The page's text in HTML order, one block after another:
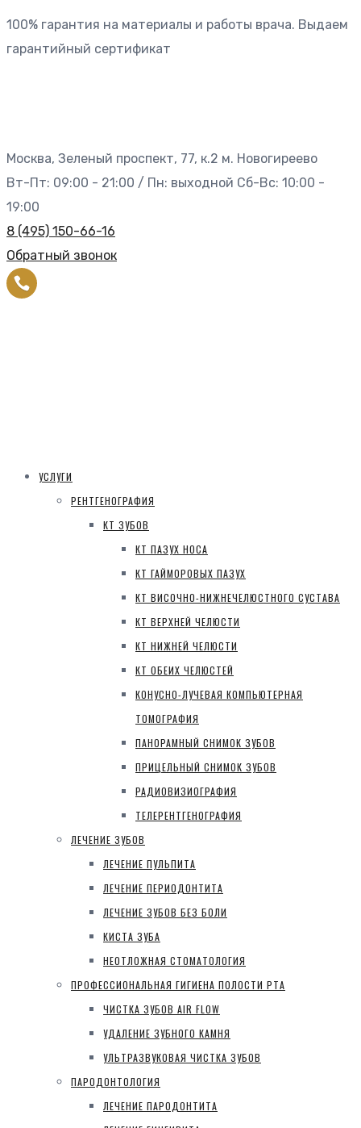
100% гарантия на материалы и работы врача. Выдаем
гарантийный сертификат
Москва, Зеленый проспект, 77, к.2 м. Новогиреево
Вт-Пт: 09:00 - 21:00 / Пн: выходной Сб-Вс: 10:00 -
19:00
8 (495) 150-66-16
Обратный звонок
УСЛУГИ
РЕНТГЕНОГРАФИЯ
КТ ЗУБОВ
КТ ПАЗУХ НОСА
КТ ГАЙМОРОВЫХ ПАЗУХ
КТ ВИСОЧНО-НИЖНЕЧЕЛЮСТНОГО СУСТАВА
КТ ВЕРХНЕЙ ЧЕЛЮСТИ
КТ НИЖНЕЙ ЧЕЛЮСТИ
КТ ОБЕИХ ЧЕЛЮСТЕЙ
КОНУСНО-ЛУЧЕВАЯ КОМПЬЮТЕРНАЯ
ТОМОГРАФИЯ
ПАНОРАМНЫЙ СНИМОК ЗУБОВ
ПРИЦЕЛЬНЫЙ СНИМОК ЗУБОВ
РАДИОВИЗИОГРАФИЯ
ТЕЛЕРЕНТГЕНОГРАФИЯ
ЛЕЧЕНИЕ ЗУБОВ
ЛЕЧЕНИЕ ПУЛЬПИТА
ЛЕЧЕНИЕ ПЕРИОДОНТИТА
ЛЕЧЕНИЕ ЗУБОВ БЕЗ БОЛИ
КИСТА ЗУБА
НЕОТЛОЖНАЯ СТОМАТОЛОГИЯ
ПРОФЕССИОНАЛЬНАЯ ГИГИЕНА ПОЛОСТИ РТА
ЧИСТКА ЗУБОВ AIR FLOW
УДАЛЕНИЕ ЗУБНОГО КАМНЯ
УЛЬТРАЗВУКОВАЯ ЧИСТКА ЗУБОВ
ПАРОДОНТОЛОГИЯ
ЛЕЧЕНИЕ ПАРОДОНТИТА